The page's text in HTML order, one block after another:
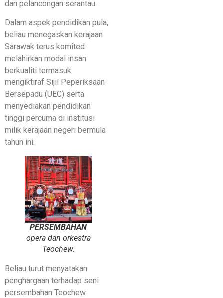
dan pelancongan serantau.
Dalam aspek pendidikan pula,
beliau menegaskan kerajaan
Sarawak terus komited
melahirkan modal insan
berkualiti termasuk
mengiktiraf Sijil Peperiksaan
Bersepadu (UEC) serta
menyediakan pendidikan
tinggi percuma di institusi
milik kerajaan negeri bermula
tahun ini.
PERSEMBAHAN
opera dan orkestra
Teochew.
Beliau turut menyatakan
penghargaan terhadap seni
persembahan Teochew